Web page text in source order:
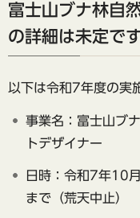
富士山ブナ林自
の詳細は未定です
以下は令和7年度の実
事業名：富士山ブ
トデザイナー
日時：令和7年10
まで（荒天中止）